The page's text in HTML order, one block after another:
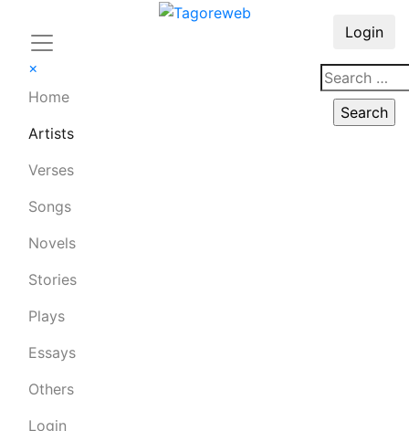
×
Home
Artists
Verses
Songs
Novels
Stories
Plays
Essays
Others
Login
Login